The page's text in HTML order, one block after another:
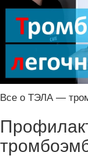
Все о ТЭЛА —